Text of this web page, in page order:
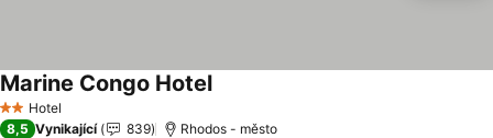
2 Počet hvězdiček
Hotel
Marine Congo HotelUkázat ceny
8,5 Vynikající 839 Rhodos - město